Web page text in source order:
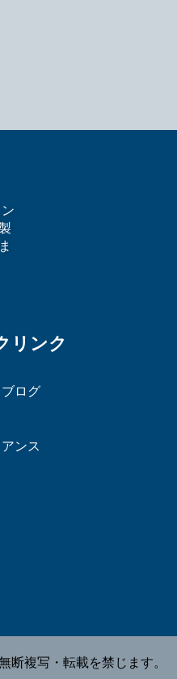
リンク
ログ
ンス
断複写・転載を禁じます。